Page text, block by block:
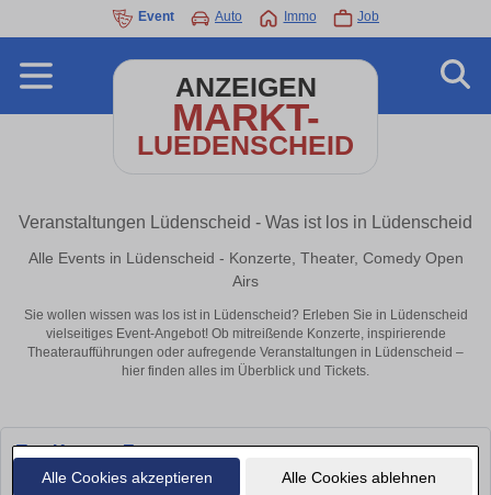
Alle Cookies akzeptieren Alle Cookies ablehnen
Event Auto Immo Job
ANZEIGEN
MARKT-
LUEDENSCHEID
Veranstaltungen Lüdenscheid - Was ist los in Lüdenscheid
Alle Events in Lüdenscheid - Konzerte, Theater, Comedy Open
Airs
Sie wollen wissen was los ist in Lüdenscheid? Erleben Sie in Lüdenscheid
vielseitiges Event-Angebot! Ob mitreißende Konzerte, inspirierende
Theateraufführungen oder aufregende Veranstaltungen in Lüdenscheid –
hier finden alles im Überblick und Tickets.
Top Konzert Events